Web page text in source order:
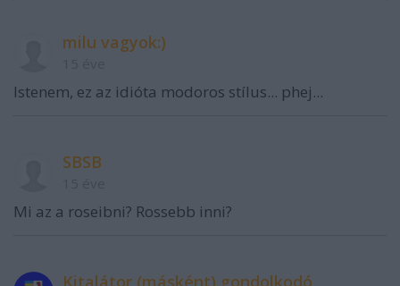
milu vagyok:)
Istenem, ez az idióta modoros stílus... phej...
SBSB
Mi az a roseibni? Rossebb inni?
Kitalátor (másként) gondolkodó